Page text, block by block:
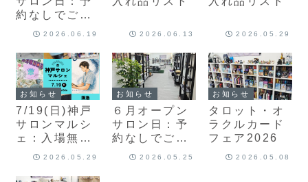
約なしでご来
店いただけま
2026.06.19 2026.06.13 2026.05.29
お知らせ
7/19(日)神戸
サロンマルシ
ェ：入場無
料！整体・占
2026.05.29
お知らせ
６月オープン
サロン日：予
約なしでご来
店いただけま
2026.05.25
お知らせ
タロット・オ
ラクルカード
フェア2026
2026.05.08